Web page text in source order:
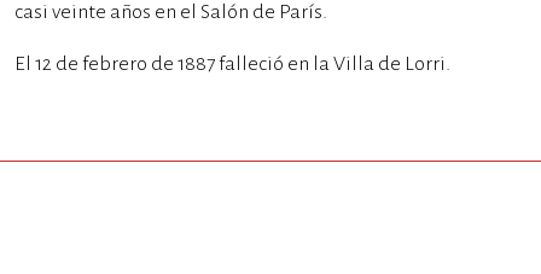
casi veinte años en el Salón de París.
El 12 de febrero de 1887 falleció en la Villa de Lorri.